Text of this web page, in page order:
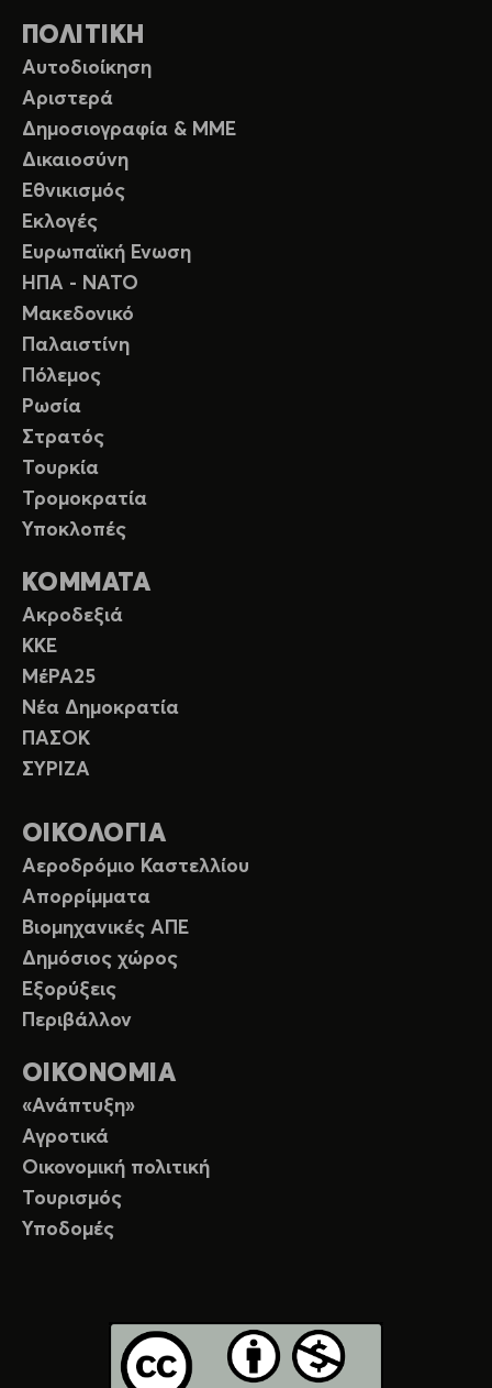
ΠΟΛΙΤΙΚΗ
Αυτοδιοίκηση
Αριστερά
Δημοσιογραφία & ΜΜΕ
Δικαιοσύνη
Εθνικισμός
Εκλογές
Ευρωπαϊκή Ενωση
ΗΠΑ - ΝΑΤΟ
Μακεδονικό
Παλαιστίνη
Πόλεμος
Ρωσία
Στρατός
Τουρκία
Τρομοκρατία
Υποκλοπές
ΚΟΜΜΑΤΑ
Ακροδεξιά
ΚΚΕ
ΜέΡΑ25
Νέα Δημοκρατία
ΠΑΣΟΚ
ΣΥΡΙΖΑ
ΟΙΚΟΛΟΓΙΑ
Αεροδρόμιο Καστελλίου
Απορρίμματα
Βιομηχανικές ΑΠΕ
Δημόσιος χώρος
Εξορύξεις
Περιβάλλον
ΟΙΚΟΝΟΜΙΑ
«Ανάπτυξη»
Αγροτικά
Οικονομική πολιτική
Τουρισμός
Υποδομές